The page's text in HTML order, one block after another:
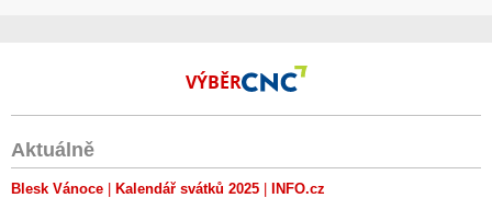
VÝBĚR
Aktuálně
Blesk Vánoce Kalendář svátků 2025 INFO.cz